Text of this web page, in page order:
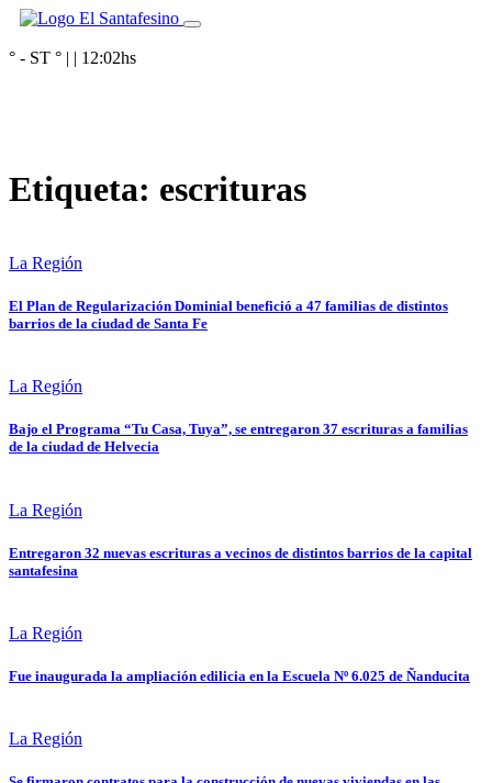
° - ST ° | | 12:02hs
Etiqueta: escrituras
La Región
El Plan de Regularización Dominial benefició a 47 familias de distintos
barrios de la ciudad de Santa Fe
La Región
Bajo el Programa “Tu Casa, Tuya”, se entregaron 37 escrituras a familias
de la ciudad de Helvecia
La Región
Entregaron 32 nuevas escrituras a vecinos de distintos barrios de la capital
santafesina
La Región
Fue inaugurada la ampliación edilicia en la Escuela Nº 6.025 de Ñanducita
La Región